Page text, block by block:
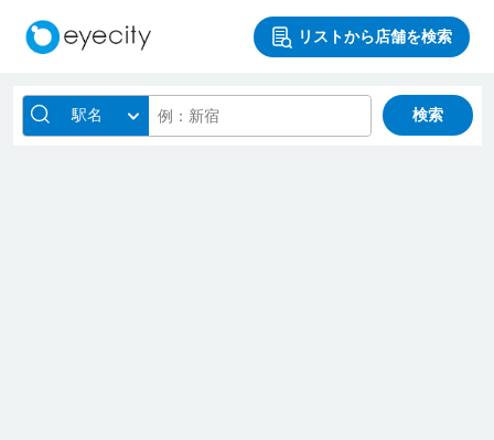
リストから店舗を検索
駅名 検索